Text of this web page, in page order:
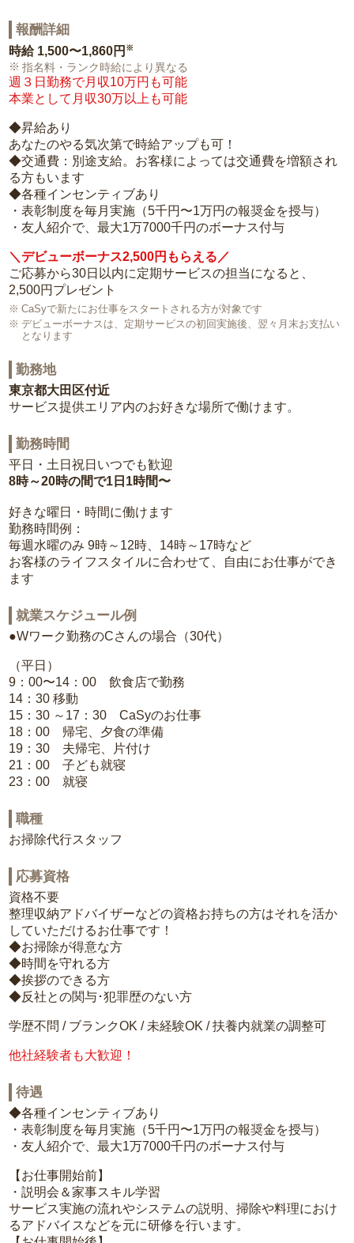
報酬詳細
時給 1,500〜1,860円 ※
指名料・ランク時給により異なる
週３日勤務で月収10万円も可能
本業として月収30万以上も可能
◆昇給あり
あなたのやる気次第で時給アップも可！
◆交通費：別途支給。お客様によっては交通費を増額され
る方もいます
◆各種インセンティブあり
・表彰制度を毎月実施（5千円〜1万円の報奨金を授与）
・友人紹介で、最大1万7000千円のボーナス付与
＼デビューボーナス2,500円もらえる／
ご応募から30日以内に定期サービスの担当になると、
2,500円プレゼント
CaSyで新たにお仕事をスタートされる方が対象です
デビューボーナスは、定期サービスの初回実施後、翌々月末お支払い
となります
勤務地
東京都大田区付近
サービス提供エリア内のお好きな場所で働けます。
勤務時間
平日・土日祝日いつでも歓迎
8時～20時の間で1日1時間〜
好きな曜日・時間に働けます
勤務時間例：
毎週水曜のみ 9時～12時、14時～17時など
お客様のライフスタイルに合わせて、自由にお仕事ができ
ます
就業スケジュール例
●Wワーク勤務のCさんの場合（30代）
（平日）
9：00〜14：00 飲食店で勤務
14：30 移動
15：30 ～17：30 CaSyのお仕事
18：00 帰宅、夕食の準備
19：30 夫帰宅、片付け
21：00 子ども就寝
23：00 就寝
職種
お掃除代行スタッフ
応募資格
資格不要
整理収納アドバイザーなどの資格お持ちの方はそれを活か
していただけるお仕事です！
◆お掃除が得意な方
◆時間を守れる方
◆挨拶のできる方
◆反社との関与･犯罪歴のない方
学歴不問 / ブランクOK / 未経験OK / 扶養内就業の調整可
他社経験者も大歓迎！
待遇
◆各種インセンティブあり
・表彰制度を毎月実施（5千円〜1万円の報奨金を授与）
・友人紹介で、最大1万7000千円のボーナス付与
【お仕事開始前】
・説明会＆家事スキル学習
サービス実施の流れやシステムの説明、掃除や料理におけ
るアドバイスなどを元に研修を行います。